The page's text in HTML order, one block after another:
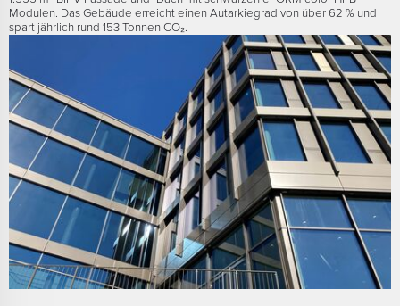
Modulen. Das Gebäude erreicht einen Autarkiegrad von über 62 % und
spart jährlich rund 153 Tonnen CO₂.